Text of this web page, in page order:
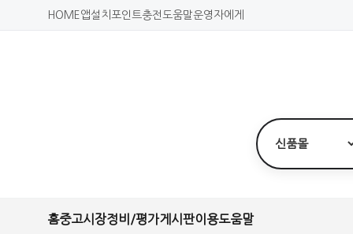
HOME 앱설치 포인트충전도움말운영자에게
홈중고시장정비/평가게시판이용도움말